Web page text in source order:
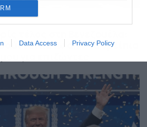
Data Access Privacy Policy
κάτω από τα ερείπια